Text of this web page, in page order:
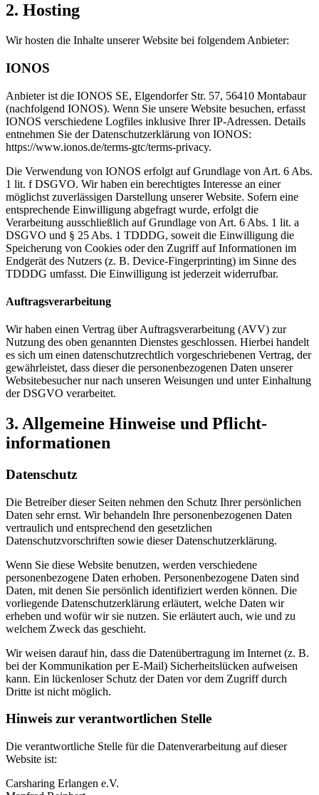
2. Hosting
Wir hosten die Inhalte unserer Website bei folgendem Anbieter:
IONOS
Anbieter ist die IONOS SE, Elgendorfer Str. 57, 56410 Montabaur
(nachfolgend IONOS). Wenn Sie unsere Website besuchen, erfasst
IONOS verschiedene Logfiles inklusive Ihrer IP-Adressen. Details
entnehmen Sie der Datenschutzerklärung von IONOS:
https://www.ionos.de/terms-gtc/terms-privacy.
Die Verwendung von IONOS erfolgt auf Grundlage von Art. 6 Abs.
1 lit. f DSGVO. Wir haben ein berechtigtes Interesse an einer
möglichst zuverlässigen Darstellung unserer Website. Sofern eine
entsprechende Einwilligung abgefragt wurde, erfolgt die
Verarbeitung ausschließlich auf Grundlage von Art. 6 Abs. 1 lit. a
DSGVO und § 25 Abs. 1 TDDDG, soweit die Einwilligung die
Speicherung von Cookies oder den Zugriff auf Informationen im
Endgerät des Nutzers (z. B. Device-Fingerprinting) im Sinne des
TDDDG umfasst. Die Einwilligung ist jederzeit widerrufbar.
Auftragsverarbeitung
Wir haben einen Vertrag über Auftragsverarbeitung (AVV) zur
Nutzung des oben genannten Dienstes geschlossen. Hierbei handelt
es sich um einen datenschutzrechtlich vorgeschriebenen Vertrag, der
gewährleistet, dass dieser die personenbezogenen Daten unserer
Websitebesucher nur nach unseren Weisungen und unter Einhaltung
der DSGVO verarbeitet.
3. Allgemeine Hinweise und Pflicht­
informationen
Datenschutz
Die Betreiber dieser Seiten nehmen den Schutz Ihrer persönlichen
Daten sehr ernst. Wir behandeln Ihre personenbezogenen Daten
vertraulich und entsprechend den gesetzlichen
Datenschutzvorschriften sowie dieser Datenschutzerklärung.
Wenn Sie diese Website benutzen, werden verschiedene
personenbezogene Daten erhoben. Personenbezogene Daten sind
Daten, mit denen Sie persönlich identifiziert werden können. Die
vorliegende Datenschutzerklärung erläutert, welche Daten wir
erheben und wofür wir sie nutzen. Sie erläutert auch, wie und zu
welchem Zweck das geschieht.
Wir weisen darauf hin, dass die Datenübertragung im Internet (z. B.
bei der Kommunikation per E-Mail) Sicherheitslücken aufweisen
kann. Ein lückenloser Schutz der Daten vor dem Zugriff durch
Dritte ist nicht möglich.
Hinweis zur verantwortlichen Stelle
Die verantwortliche Stelle für die Datenverarbeitung auf dieser
Website ist:
Carsharing Erlangen e.V.